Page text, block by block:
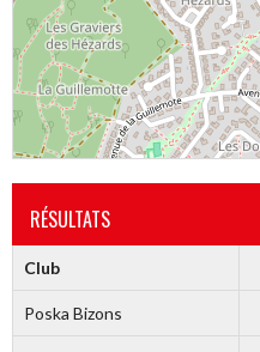
RÉSULTATS
Club
Poska Bizons